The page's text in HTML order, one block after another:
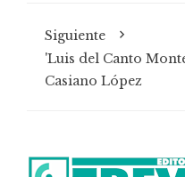
Siguiente
'Luis del Canto
Casiano López